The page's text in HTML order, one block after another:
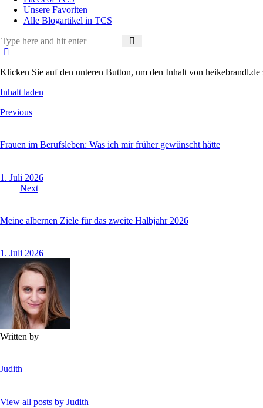
Unsere Favoriten
Alle Blogartikel in TCS
Klicken Sie auf den unteren Button, um den Inhalt von heikebrandl.de
Inhalt laden
Beitragsnavigation
Previous
Frauen im Berufsleben: Was ich mir früher gewünscht hätte
1. Juli 2026
Next
Meine albernen Ziele für das zweite Halbjahr 2026
1. Juli 2026
Written by
Judith
View all posts by Judith